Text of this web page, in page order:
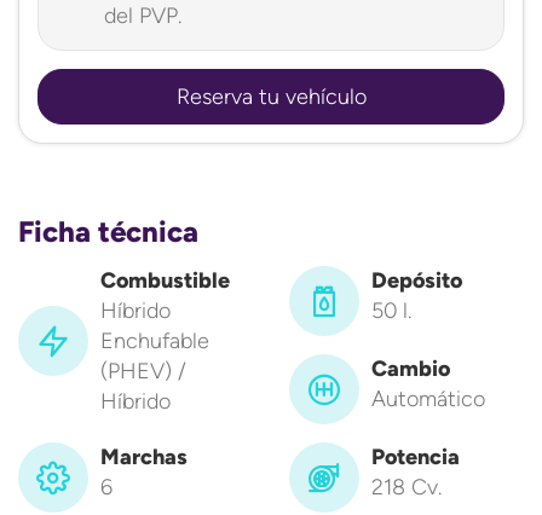
del PVP.
Reserva tu vehículo
Ficha técnica
Combustible
Híbrido
Enchufable
(PHEV) /
Híbrido
Depósito
50 l.
Cambio
Automático
Marchas
6
Potencia
218 Cv.